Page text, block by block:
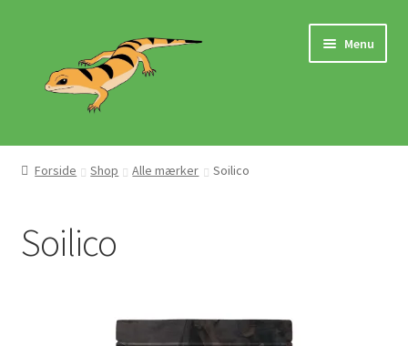
navigation
indhold
Menu
Hjem
Mærker
Forside Shop Alle mærker Soilico
Soilico